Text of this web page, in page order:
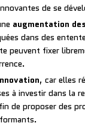
de se
augmentation
dans des
peuvent fixer
, car elles
à investir dans la
de proposer des